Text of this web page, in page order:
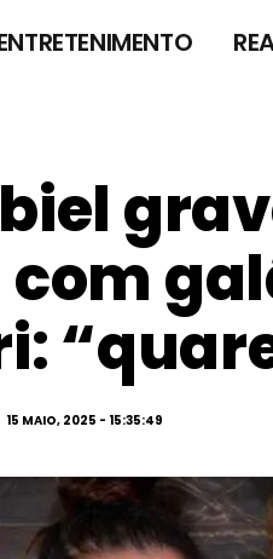
15 MAIO, 2025 - 15:35:49